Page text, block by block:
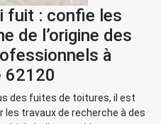
fuit : confie les
de l’origine des
à
62120
des fuites de toitures, il est
travaux de recherche à des